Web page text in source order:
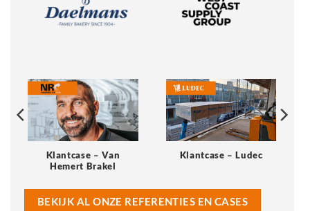
Klantcase – Van
Hemert Brakel
Klantcase – Ludec
BEKIJK AL ONZE REFERENTIES EN CASES